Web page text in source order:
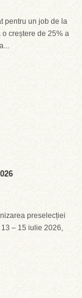
pentru un job de la
creștere de 25% a
preselecției
13 – 15 iulie 2026,